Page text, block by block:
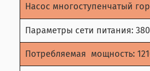
Насос многоступенчатый
Параметры сети питания:
Потребляемая мощность: